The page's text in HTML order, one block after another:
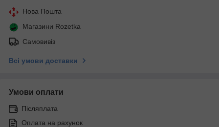
Нова Пошта
Магазини Rozetka
Самовивіз
Всі умови доставки
Умови оплати
Післяплата
Оплата на рахунок